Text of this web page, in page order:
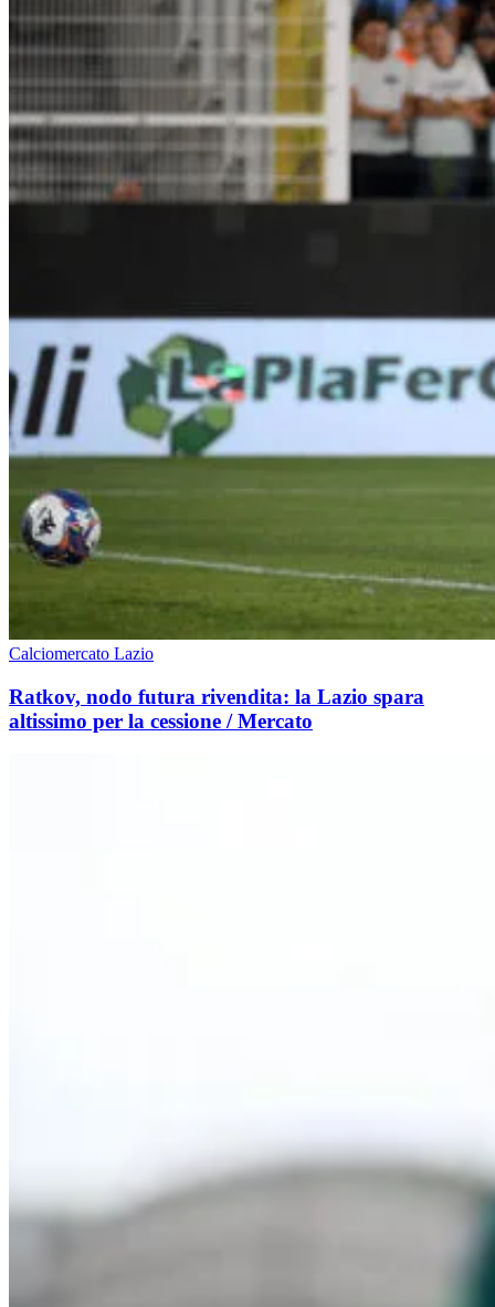
Calciomercato Lazio
Ratkov, nodo futura rivendita: la Lazio spara
altissimo per la cessione / Mercato